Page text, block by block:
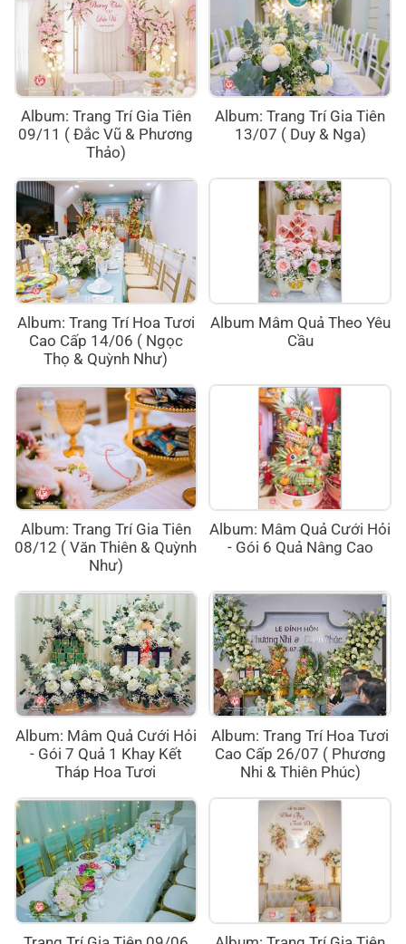
Album: Trang Trí Gia Tiên
09/11 ( Đắc Vũ & Phương
Thảo)
Album: Trang Trí Gia Tiên
13/07 ( Duy & Nga)
Album: Trang Trí Hoa Tươi
Cao Cấp 14/06 ( Ngọc
Thọ & Quỳnh Như)
Album Mâm Quả Theo Yêu
Cầu
Album: Trang Trí Gia Tiên
08/12 ( Văn Thiên & Quỳnh
Như)
Album: Mâm Quả Cưới Hỏi
- Gói 6 Quả Nâng Cao
Album: Mâm Quả Cưới Hỏi
- Gói 7 Quả 1 Khay Kết
Tháp Hoa Tươi
Album: Trang Trí Hoa Tươi
Cao Cấp 26/07 ( Phương
Nhi & Thiên Phúc)